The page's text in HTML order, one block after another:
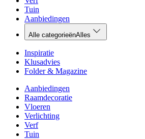
Tuin
Aanbiedingen
Alle categorieënAlles
Inspiratie
Klusadvies
Folder & Magazine
Aanbiedingen
Raamdecoratie
Vloeren
Verlichting
Verf
Tuin